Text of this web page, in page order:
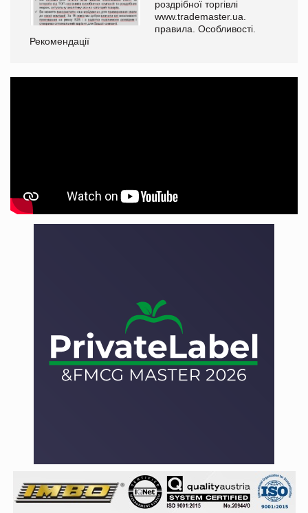
роздрібної торгівлі
www.trademaster.ua.
правила. Особливості.
Рекомендації